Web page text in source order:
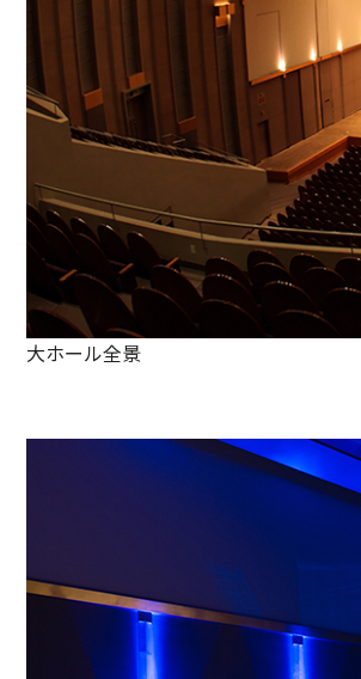
大ホール全景